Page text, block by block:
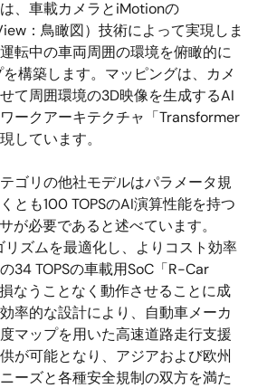
、車載カメラとiMotionの
：鳥瞰図）技術によって実現しま
転中の車両周囲の環境を俯瞰的に
構築します。マッピングは、カメ
て周囲環境の3D映像を生成するAI
ークアーキテクチャ「Transformer
しています。
ゴリの他社モデルはパラメータ規
とも100 TOPSのAI演算性能を持つ
が必要であると述べています。
ズムを最適化し、よりコスト効率
34 TOPSの車載用SoC「R-Car
なうことなく動作させることに成
率的な設計により、自動車メーカ
マップを用いた高速道路走行支援
が可能となり、アジアおよび欧州
ーズと各種安全規制の双方を満た